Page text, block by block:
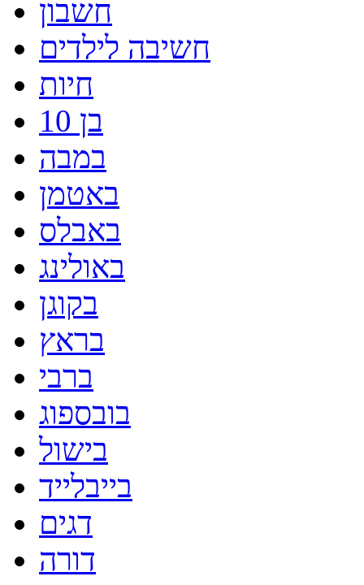
חשבון
חשיבה לילדים
חיות
בן 10
במבה
באטמן
באבלס
באולינג
בקוגן
בראץ
ברבי
בובספוג
בישול
בייבלייד
דגים
דורה